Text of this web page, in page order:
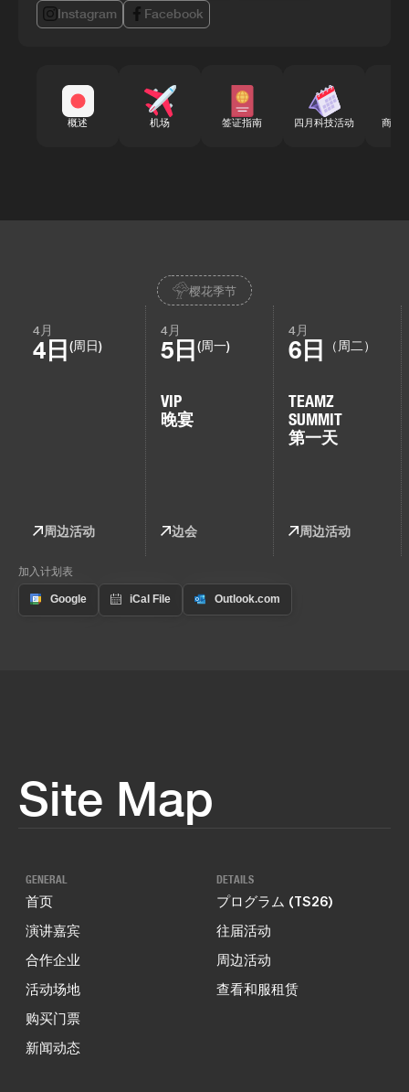
Instagram
Facebook
概述 机场 签证指南 四月科技活动 商务
樱花季节
4月
4日 (周日)
周边活动
4月
5日 (周一)
VIP
晚宴
边会
4月
6日 （周二）
TEAMZ
SUMMIT
第一天
周边活动
加入计划表
Site Map
GENERAL
首页
演讲嘉宾
合作企业
活动场地
购买门票
新闻动态
DETAILS
プログラム (TS26)
往届活动
周边活动
查看和服租赁